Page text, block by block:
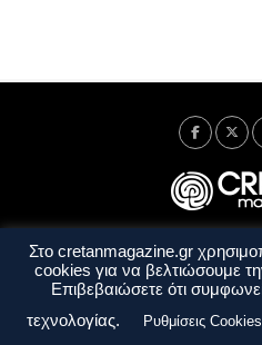
Ταυτότητα Πολιτική
Όροι και
Στο cretanmagazine.gr
cookies για να βελτιώσουμε
Επιβεβαιώσετε ότι
τεχνολογίας.
Ρυθμίσεις Cookies